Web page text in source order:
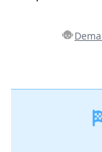
Ajouter un